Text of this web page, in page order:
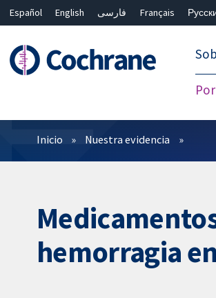
Español English فارسی Français
Filtros
Inicio Nuestra evidencia
hemorragia